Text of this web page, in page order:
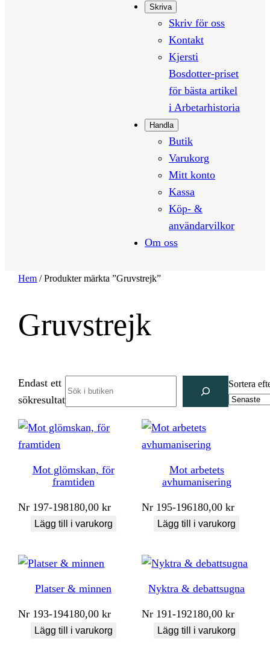
Skriva
Skriv för oss
Kontakt
Kjersti
Bosdotter-priset
för bästa artikel
i Arbetarhistoria
Handla
Butik
Varukorg
Mitt konto
Kassa
Köp- &
användarvilkor
Om oss
Hem / Produkter märkta ”Gruvstrejk”
Gruvstrejk
Endast ett
sökresultat
Sortera
Mot glömskan, för
framtiden
Nr 197-198180,00kr
Lägg till i varukorg
Mot arbetets
avhumanisering
Nr 195-196180,00kr
Lägg till i varukorg
Platser & minnen
Nr 193-194180,00kr
Lägg till i varukorg
Nyktra & debattsugna
Nr 191-192180,00kr
Lägg till i varukorg